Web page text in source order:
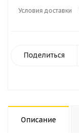
Условия доставки
Поделиться
Описание